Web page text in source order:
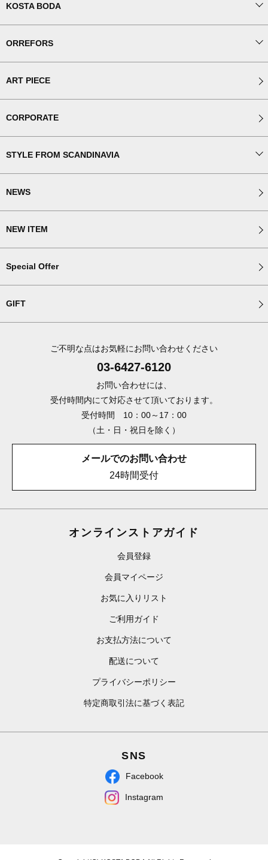
KOSTA BODA
ORREFORS
ART PIECE
CORPORATE
STYLE FROM SCANDINAVIA
NEWS
NEW ITEM
Special Offer
GIFT
ご不明な点はお気軽にお問い合わせください
03-6427-6120
お問い合わせには、
受付時間内にて対応させて頂いております。
受付時間 10：00～17：00
（土・日・祝日を除く）
メールでのお問い合わせ
24時間受付
オンラインストアガイド
会員登録
会員マイページ
お気に入りリスト
ご利用ガイド
お支払方法について
配送について
プライバシーポリシー
特定商取引法に基づく表記
SNS
Facebook
Instagram